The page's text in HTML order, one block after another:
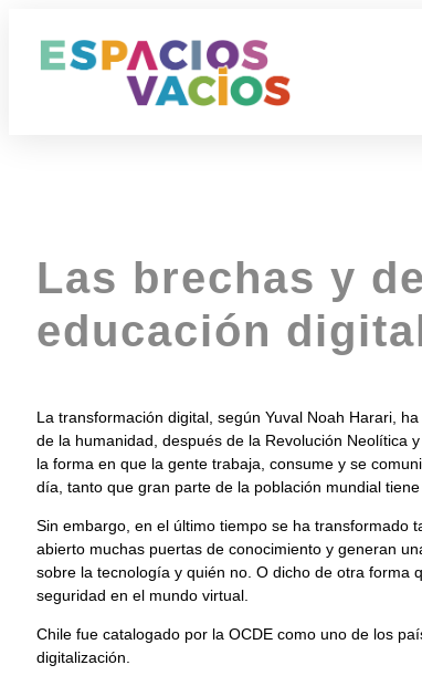
Las brechas y
educación
La transformación digital, según Yuval Noah Harari,
de la humanidad, después de la Revolución Neolítica
la forma en que la gente trabaja, consume y se
día, tanto que gran parte de la población mundial
Sin embargo, en el último tiempo se ha transformado
abierto muchas puertas de conocimiento y generan
sobre la tecnología y quién no. O dicho de otra forma
seguridad en el mundo virtual.
Chile fue catalogado por la OCDE como uno de los
digitalización.